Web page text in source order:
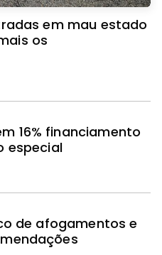
em mau estado
os
16% financiamento
especial
de afogamentos e